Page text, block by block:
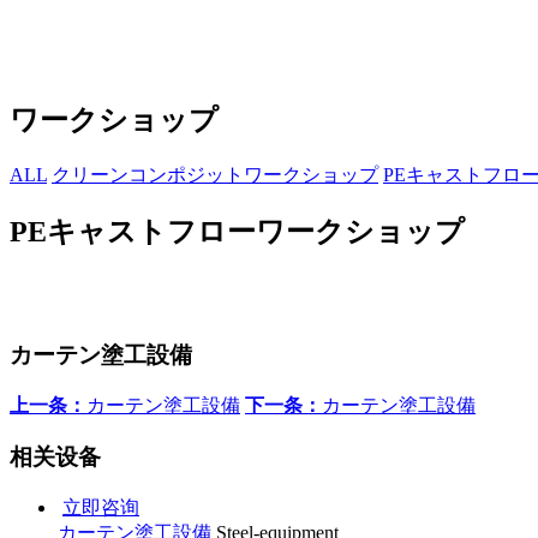
ワークショップ
ALL クリーンコンポジットワークショップ PEキャストフロ
PEキャストフローワークショップ
カーテン塗工設備
上一条： カーテン塗工設備 下一条： カーテン塗工設備
相关设备
立即咨询
カーテン塗工設備 Steel-equipment